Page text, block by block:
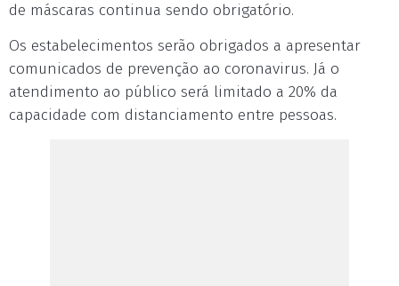
de máscaras continua sendo obrigatório.
Os estabelecimentos serão obrigados a apresentar
comunicados de prevenção ao coronavirus. Já o
atendimento ao público será limitado a 20% da
capacidade com distanciamento entre pessoas.